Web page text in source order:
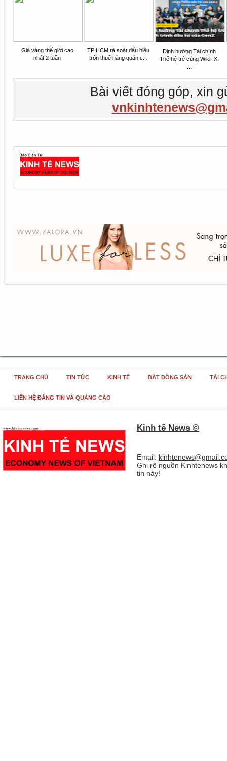
Giá vàng thế giới cao
nhất 2 tuần
TP HCM rà soát dấu hiệu
trốn thuế hàng quán c...
Định hướng Tài chính
Thế hệ trẻ cùng WikiFX:
Bài viết đóng góp, xin
TRANG CHỦ TIN TỨC KINH TẾ BẤT ĐỘNG SẢN TÀI
LIÊN HỆ ĐĂNG TIN VÀ QUẢNG CÁO
Kinh tế News ©
Email:
Ghi rõ nguồn Kinhtenews
tin này!